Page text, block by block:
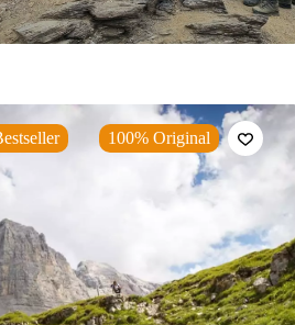
100% Original